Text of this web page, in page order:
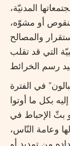
المدنيّة،
أو مشوّه،
والمصالح
التي قد تقلب
في الفترة
بكل ما أوتوا
بثّ الإحباط في
وعامة النّاس،